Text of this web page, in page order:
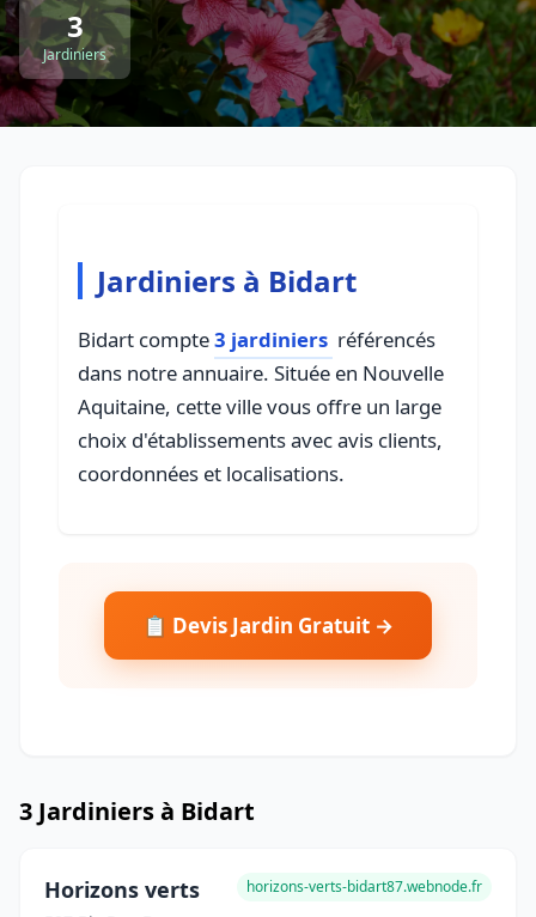
3
Jardiniers
Jardiniers à Bidart
Bidart compte3 jardiniers référencés
dans notre annuaire. Située en Nouvelle
Aquitaine, cette ville vous offre un large
choix d'établissements avec avis clients,
coordonnées et localisations.
📋 Devis Jardin Gratuit →
3 Jardiniers à Bidart
Horizons verts horizons-verts-bidart87.webnode.fr